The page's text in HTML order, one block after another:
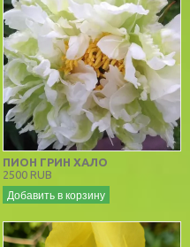
ПИОН ГРИН ХАЛО
2500 RUB
Добавить в корзину